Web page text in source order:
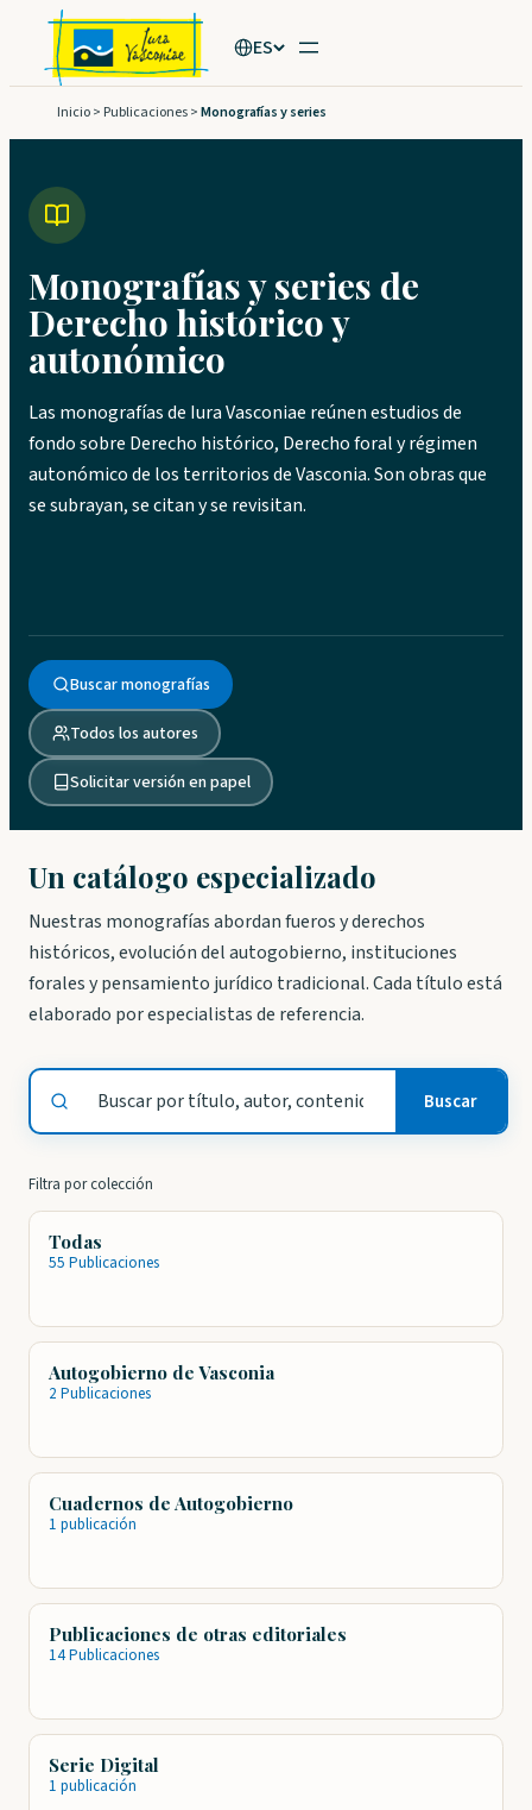
Saltar
contenido
ES
Inicio> Publicaciones>Monografías y series
Monografías y series de
Derecho histórico y
autonómico
Las monografías de Iura Vasconiae reúnen estudios de
fondo sobre Derecho histórico, Derecho foral y régimen
autonómico de los territorios de Vasconia. Son obras que
se subrayan, se citan y se revisitan.
Buscar monografías
Todos los autores
Solicitar versión en papel
Un catálogo especializado
Nuestras monografías abordan fueros y derechos
históricos, evolución del autogobierno, instituciones
forales y pensamiento jurídico tradicional. Cada título está
elaborado por especialistas de referencia.
Buscar
publicaciones
Buscar
Filtra por colección
Todas
55 Publicaciones
Autogobierno de Vasconia
2 Publicaciones
Cuadernos de Autogobierno
1 publicación
Publicaciones de otras editoriales
14 Publicaciones
Serie Digital
1 publicación